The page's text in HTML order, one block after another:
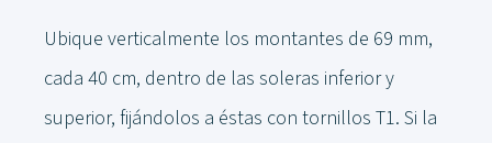
Ubique verticalmente los montantes de 69 mm,
cada 40 cm, dentro de las soleras inferior y
superior, fijándolos a éstas con tornillos T1. Si la